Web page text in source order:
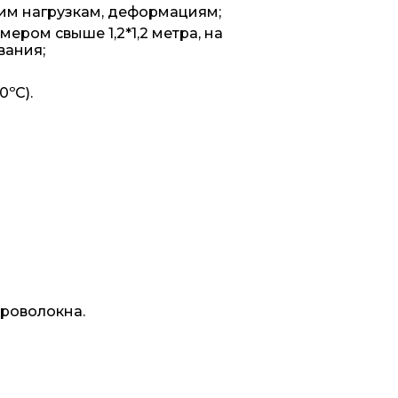
нагрузкам, деформациям;
свыше 1,2*1,2 метра, на